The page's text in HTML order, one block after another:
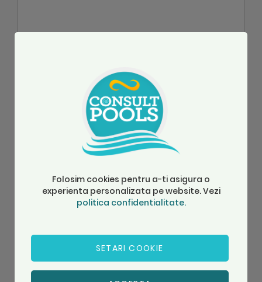
Folosim cookies pentru a-ti asigura o
experienta personalizata pe website. Vezi
politica confidentialitate.
SETARI COOKIE